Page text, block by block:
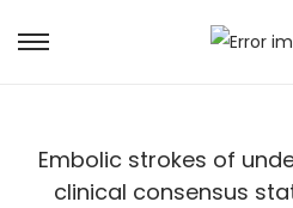
Embolic strokes of
clinical consensus